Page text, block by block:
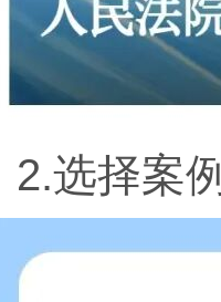
2.选择案